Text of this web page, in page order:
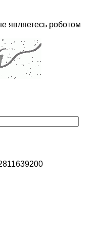
являетесь роботом